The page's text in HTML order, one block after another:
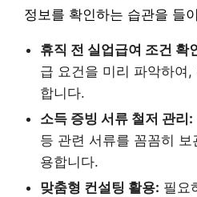
정보를 확인하는 습관을 들
휴직 전 실업급여 조건 확
급 요건을 미리 파악하여
합니다.
소득 증빙 서류 철저 관리:
등 관련 서류를 꼼꼼히
용합니다.
맞춤형 컨설팅 활용: 필요